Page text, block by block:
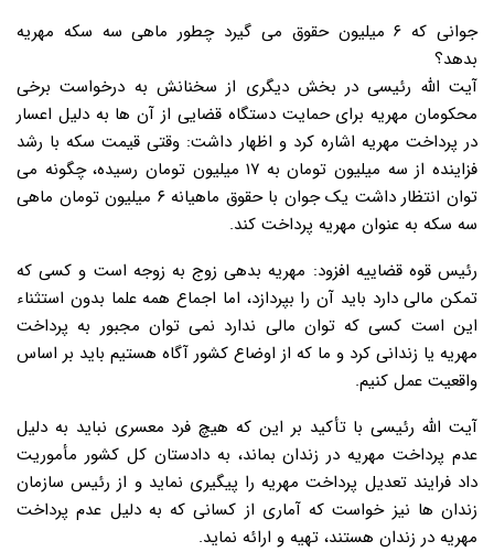
جوانی که ۶ میلیون حقوق می گیرد چطور ماهی سه سکه مهریه
بدهد؟
آیت الله رئیسی در بخش دیگری از سخنانش به درخواست برخی
محکومان مهریه برای حمایت دستگاه قضایی از آن ها به دلیل اعسار
در پرداخت مهریه اشاره کرد و اظهار داشت: وقتی قیمت سکه با رشد
فزاینده از سه میلیون تومان به ۱۷ میلیون تومان رسیده، چگونه می
توان انتظار داشت یک جوان با حقوق ماهیانه ۶ میلیون تومان ماهی
سه سکه به عنوان مهریه پرداخت کند.
رئیس قوه قضاییه افزود: مهریه بدهی زوج به زوجه است و کسی که
تمکن مالی دارد باید آن را بپردازد، اما اجماع همه علما بدون استثناء
این است کسی که توان مالی ندارد نمی توان مجبور به پرداخت
مهریه یا زندانی کرد و ما که از اوضاع کشور آگاه هستیم باید بر اساس
واقعیت عمل کنیم.
آیت الله رئیسی با تأکید بر این که هیچ فرد معسری نباید به دلیل
عدم پرداخت مهریه در زندان بماند، به دادستان کل کشور مأموریت
داد فرایند تعدیل پرداخت مهریه را پیگیری نماید و از رئیس سازمان
زندان ها نیز خواست که آماری از کسانی که به دلیل عدم پرداخت
مهریه در زندان هستند، تهیه و ارائه نماید.